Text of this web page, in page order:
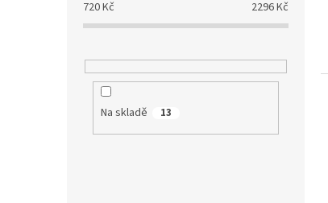
720Kč 2296Kč
Na skladě 13